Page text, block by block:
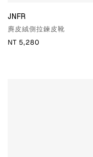
JNFR
麂皮絨側拉鍊皮靴
NT 5,280